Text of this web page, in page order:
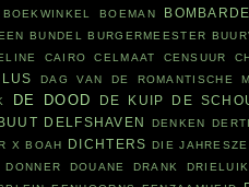
BOEKWINKEL BOEMAN
BUNDEL BURGERMEESTER
CAIRO CELMAAT CENSUUR
DAG VAN DE ROMANTISCHE
DE DOOD DE KUIP DE
DELFSHAVEN DENKEN
X BOAH DICHTERS DIE
DONNER DOUANE DRANK DRIELUIK